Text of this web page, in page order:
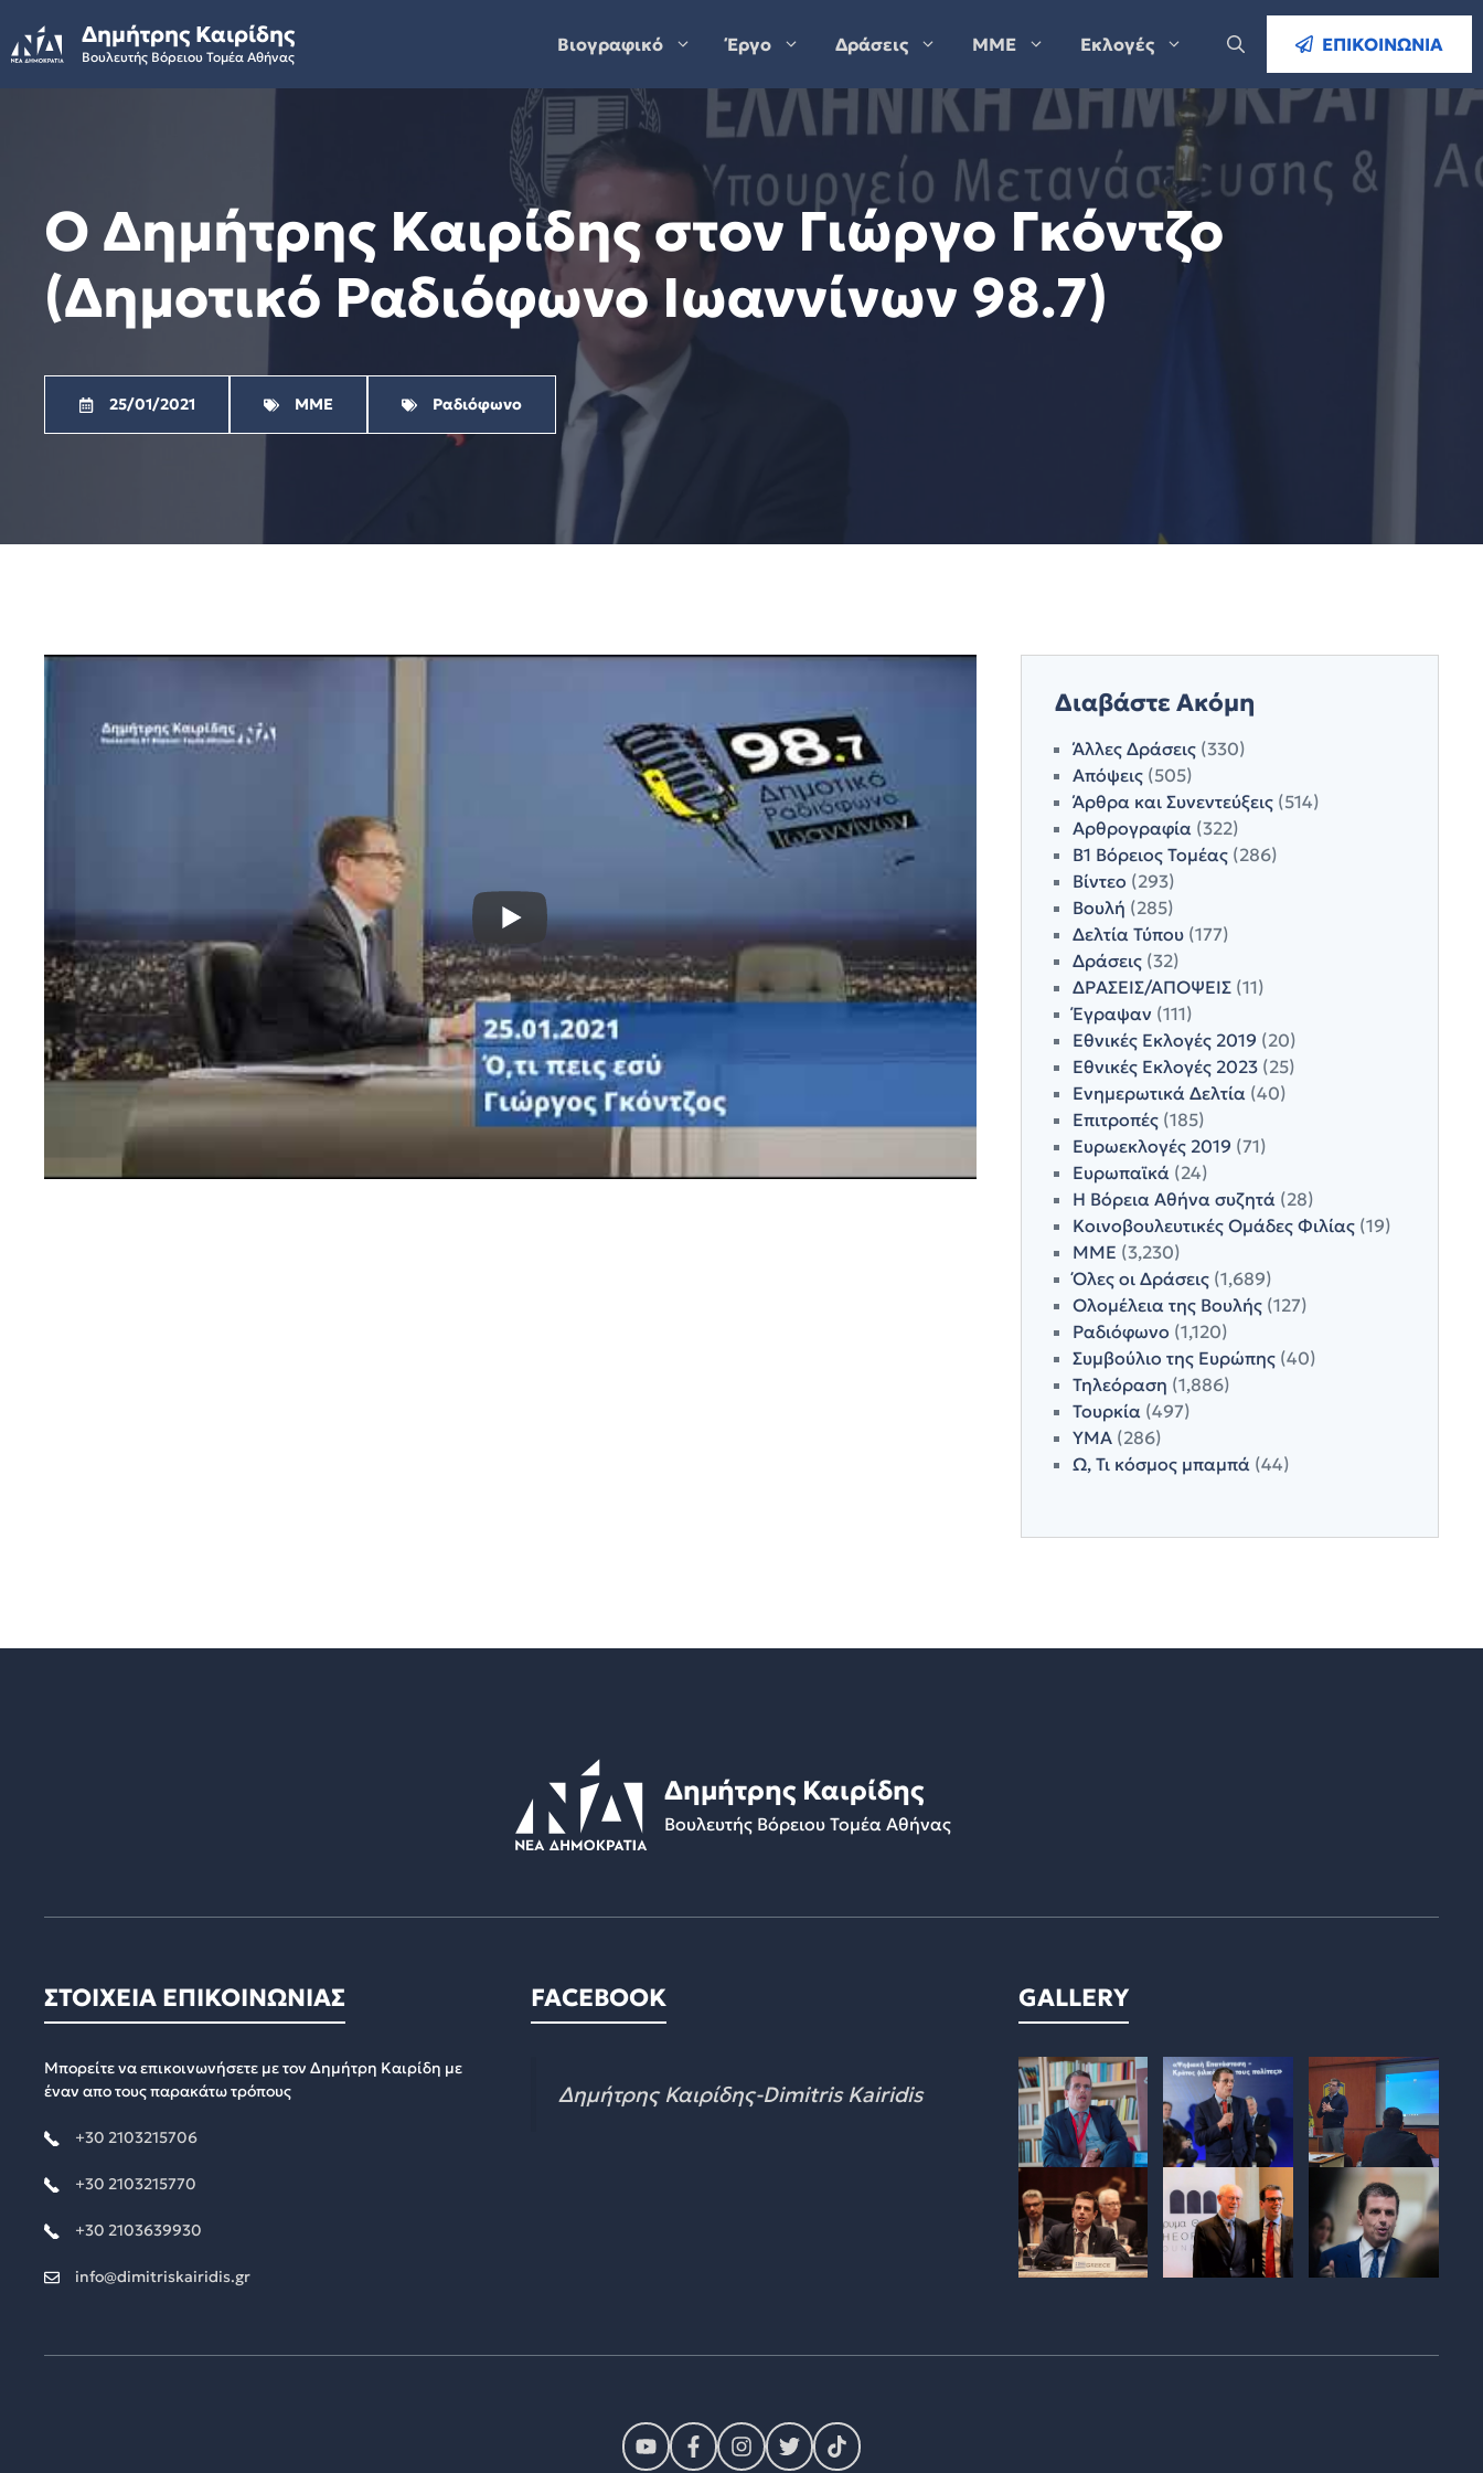
to
content
Δημήτρης Καιρίδης
Βουλευτής Βόρειου Τομέα Αθήνας
Βιογραφικό Έργο Δράσεις ΜΜΕ Εκλογές ΕΠΙΚΟΙΝΩΝΙΑ
Ο Δημήτρης Καιρίδης στον Γιώργο Γκόντζο
(Δημοτικό Ραδιόφωνο Ιωαννίνων 98.7)
25/01/2021 ΜΜΕ Ραδιόφωνο
Διαβάστε Ακόμη
Άλλες Δράσεις(330)
Απόψεις(505)
Άρθρα και Συνεντεύξεις(514)
Αρθρογραφία(322)
Β1 Βόρειος Τομέας(286)
Βίντεο (293)
Βουλή (285)
Δελτία Τύπου(177)
Δράσεις(32)
ΔΡΑΣΕΙΣ/ΑΠΟΨΕΙΣ(11)
Έγραψαν (111)
Εθνικές Εκλογές 2019 (20)
Εθνικές Εκλογές 2023(25)
Ενημερωτικά Δελτία(40)
Επιτροπές(185)
Ευρωεκλογές 2019 (71)
Ευρωπαϊκά(24)
Η Βόρεια Αθήνα συζητά(28)
Κοινοβουλευτικές Ομάδες Φιλίας(19)
ΜΜΕ (3,230)
Όλες οι Δράσεις(1,689)
Ολομέλεια της Βουλής(127)
Ραδιόφωνο (1,120)
Συμβούλιο της Ευρώπης(40)
Τηλεόραση (1,886)
Τουρκία(497)
ΥΜΑ(286)
Ω, Τι κόσμος μπαμπά(44)
Δημήτρης Καιρίδης
Βουλευτής Βόρειου Τομέα Αθήνας
ΣΤΟΙΧΕΙΑ ΕΠΙΚΟΙΝΩΝΙΑΣ
Μπορείτε να επικοινωνήσετε με τον Δημήτρη Καιρίδη με
έναν απο τους παρακάτω τρόπους
+30 2103215706
+30 2103215770
+30 2103639930
info@dimitriskairidis.gr
FACEBOOK
Δημήτρης Καιρίδης-Dimitris Kairidis
GALLERY